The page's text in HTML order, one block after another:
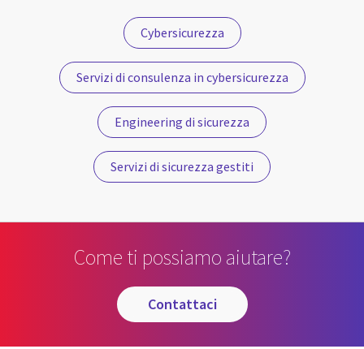
Cybersicurezza
Servizi di consulenza in cybersicurezza
Engineering di sicurezza
Servizi di sicurezza gestiti
Come ti possiamo aiutare?
contattaci